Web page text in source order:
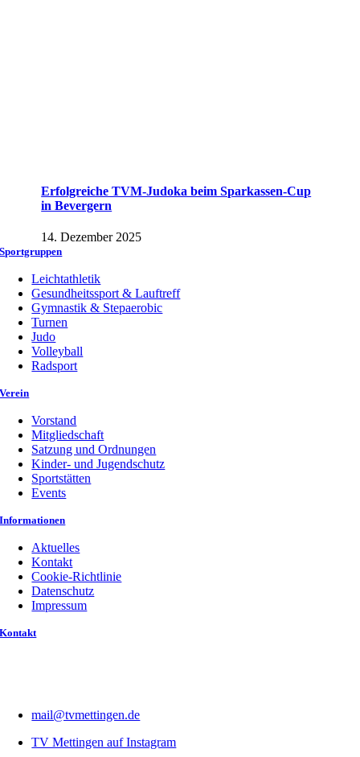
Erfolgreiche TVM-Judoka beim Sparkassen-Cup
in Bevergern
14. Dezember 2025
Sportgruppen
Leichtathletik
Gesundheitssport & Lauftreff
Gymnastik & Stepaerobic
Turnen
Judo
Volleyball
Radsport
Verein
Vorstand
Mitgliedschaft
Satzung und Ordnungen
Kinder- und Jugendschutz
Sportstätten
Events
Informationen
Aktuelles
Kontakt
Cookie-Richtlinie
Datenschutz
Impressum
Kontakt
mail@tvmettingen.de
TV Mettingen auf Instagram